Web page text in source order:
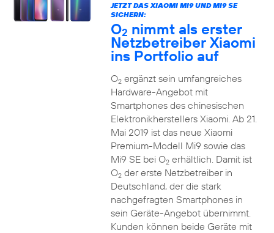
JETZT DAS XIAOMI MI9 UND MI9 SE
SICHERN:
O2 nimmt als erster
Netzbetreiber Xiaomi
ins Portfolio auf
O2ergänzt sein umfangreiches
Hardware-Angebot mit
Smartphones des chinesischen
Elektronikherstellers Xiaomi. Ab 21.
Mai 2019 ist das neue Xiaomi
Premium-Modell Mi9 sowie das
Mi9 SE bei O2erhältlich. Damit ist
O2der erste Netzbetreiber in
Deutschland, der die stark
nachgefragten Smartphones in
sein Geräte-Angebot übernimmt.
Kunden können beide Geräte mit